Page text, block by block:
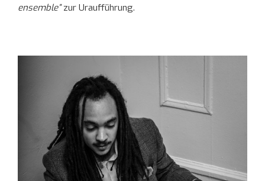
ensemble”zur Uraufführung.